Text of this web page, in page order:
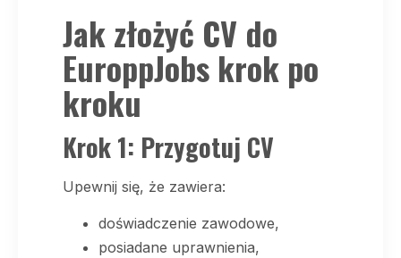
Jak złożyć CV do
EuroppJobs krok po
kroku
Krok 1: Przygotuj CV
Upewnij się, że zawiera:
doświadczenie zawodowe,
posiadane uprawnienia,